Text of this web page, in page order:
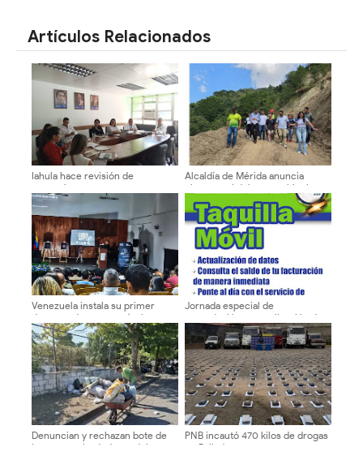
Artículos Relacionados
Iahula hace revisión de
normativas y proyecta metas
para el 2027
Alcaldía de Mérida anuncia
cierre total del paso vehicular
en el sector El Cafetal por 15
días
Venezuela instala su primer
detector de astropartículas en
los Andes
Jornada especial de
recaudación y actualización de
Sergidesol en el Mercado
Periférico hasta este domingo
Denuncian y rechazan bote de
basura en alrededores del
PNB incautó 470 kilos de drogas
en Bailadores